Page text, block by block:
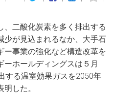
、二酸化炭素を多く排出する
少が見込まれるなか、大手石
ー事業の強化など構造改革を
ホールディングスは５月
する温室効果ガスを2050年
した。